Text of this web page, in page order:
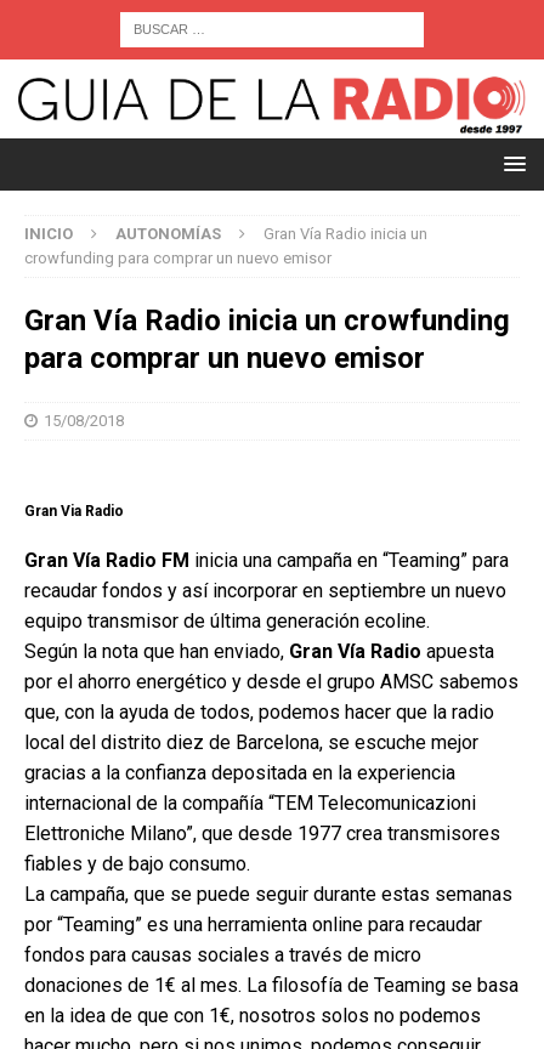
INICIO AUTONOMÍAS
Gran Vía Radio inicia un
crowfunding para comprar un nuevo emisor
Gran Vía Radio inicia un crowfunding
para comprar un nuevo emisor
15/08/2018
Gran Via Radio
Gran Vía Radio FM inicia una campaña en “Teaming” para
recaudar fondos y así incorporar en septiembre un nuevo
equipo transmisor de última generación ecoline.
Según la nota que han enviado, Gran Vía Radio apuesta
por el ahorro energético y desde el grupo AMSC sabemos
que, con la ayuda de todos, podemos hacer que la radio
local del distrito diez de Barcelona, se escuche mejor
gracias a la confianza depositada en la experiencia
internacional de la compañía “TEM Telecomunicazioni
Elettroniche Milano”, que desde 1977 crea transmisores
fiables y de bajo consumo.
La campaña, que se puede seguir durante estas semanas
por “Teaming” es una herramienta online para recaudar
fondos para causas sociales a través de micro
donaciones de 1€ al mes. La filosofía de Teaming se basa
en la idea de que con 1€, nosotros solos no podemos